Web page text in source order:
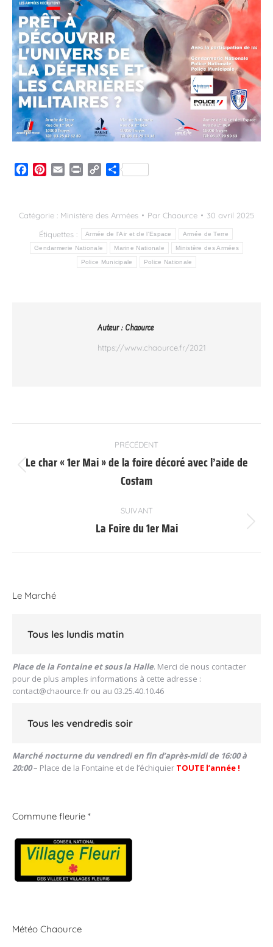
Facebook
Pinterest
Email Print
CopyPartager
Catégorie : Ministère des Armées Par Chaource
30 avril 2025
Étiquettes :
Armée de l'Air et de l'Espace Armée de Terre
Gendarmerie Nationale Marine Nationale Ministère des Armées
Police Municipale Police Nationale
Auteur : Chaource
https://www.chaource.fr/2021
article
PRÉCÉDENT
précédent
Le char « 1er Mai » de la foire décoré avec l’aide de
Costam
SUIVANT
Article
La Foire du 1er Mai
Le Marché
Tous les lundis matin
Place de la Fontaine et sous la Halle. Merci de nous contacter
pour de plus amples informations à cette adresse :
contact@chaource.fr ou au 03.25.40.10.46
Tous les vendredis soir
Marché nocturne du vendredi en fin d’après-midi de 16:00 à
20:00– Place de la Fontaine et de l’échiquier TOUTE l’année !
Commune fleurie *
Météo Chaource